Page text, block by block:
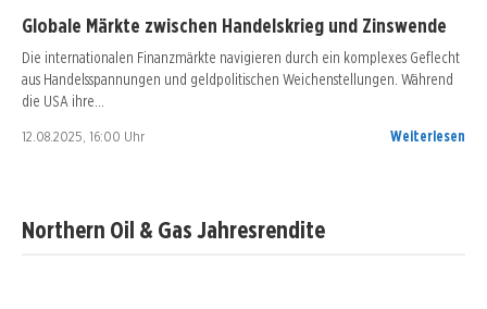
Globale Märkte zwischen Handelskrieg und Zinswende
Die internationalen Finanzmärkte navigieren durch ein komplexes Geflecht
aus Handelsspannungen und geldpolitischen Weichenstellungen. Während
die USA ihre…
12.08.2025, 16:00 Uhr Weiterlesen
Northern Oil & Gas Jahresrendite